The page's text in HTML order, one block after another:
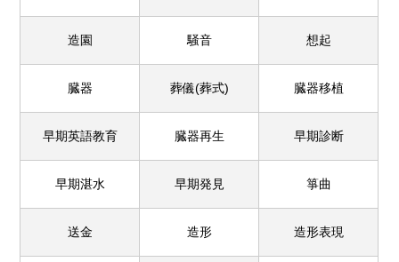
造園 騒音 想起
臓器 葬儀(葬式) 臓器移植
早期英語教育 臓器再生 早期診断
早期湛水 早期発見 箏曲
送金 造形 造形表現